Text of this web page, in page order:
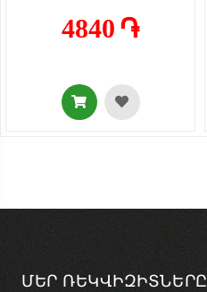
4840 ֏
ՄԵՐ ՌԵԿՎԻԶԻՏՆԵՐԸ